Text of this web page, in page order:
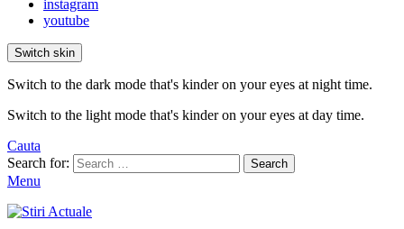
instagram
youtube
Switch skin
Switch to the dark mode that's kinder on your eyes at night time.
Switch to the light mode that's kinder on your eyes at day time.
Cauta
Search for:
Search
Menu